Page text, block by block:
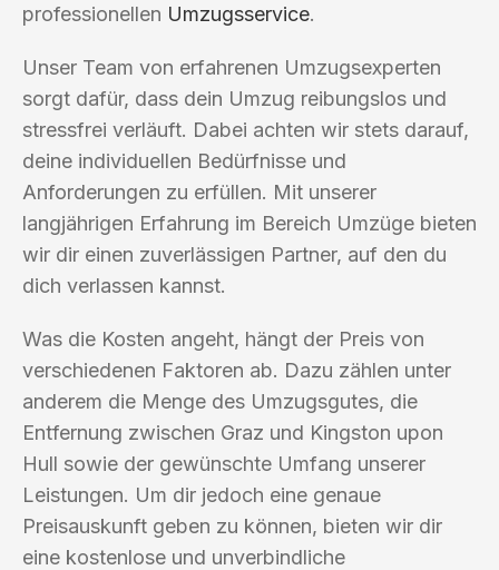
professionellen Umzugsservice.
Unser Team von erfahrenen Umzugsexperten
sorgt dafür, dass dein Umzug reibungslos und
stressfrei verläuft. Dabei achten wir stets darauf,
deine individuellen Bedürfnisse und
Anforderungen zu erfüllen. Mit unserer
langjährigen Erfahrung im Bereich Umzüge bieten
wir dir einen zuverlässigen Partner, auf den du
dich verlassen kannst.
Was die Kosten angeht, hängt der Preis von
verschiedenen Faktoren ab. Dazu zählen unter
anderem die Menge des Umzugsgutes, die
Entfernung zwischen Graz und Kingston upon
Hull sowie der gewünschte Umfang unserer
Leistungen. Um dir jedoch eine genaue
Preisauskunft geben zu können, bieten wir dir
eine kostenlose und unverbindliche